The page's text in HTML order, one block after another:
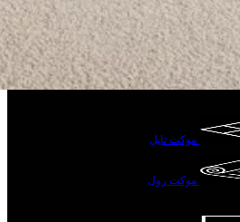
موکت تایل
موکت رول